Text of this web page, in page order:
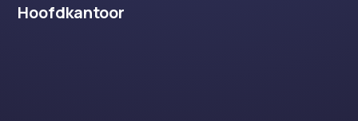
Hoofdkantoor